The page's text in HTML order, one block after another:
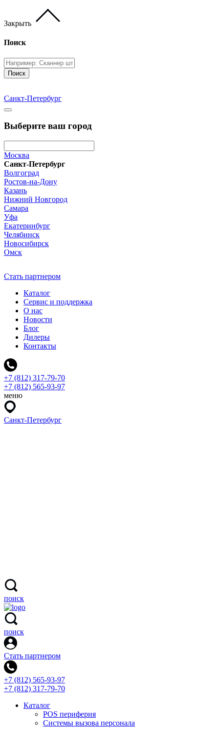
Закрыть
Поиск
Поиск
Санкт-Петербург
Выберите ваш город
Москва
Санкт-Петербург
Волгоград
Ростов-на-Дону
Казань
Нижний Новгород
Самара
Уфа
Екатеринбург
Челябинск
Новосибирск
Омск
Стать партнером
Каталог
Сервис и поддержка
О нас
Новости
Блог
Дилеры
Контакты
+7 (812) 317-79-70
+7 (812) 565-93-97
меню
Санкт-Петербург
поиск
поиск
Стать партнером
+7 (812) 565-93-97
+7 (812) 317-79-70
Каталог
POS периферия
Системы вызова персонала